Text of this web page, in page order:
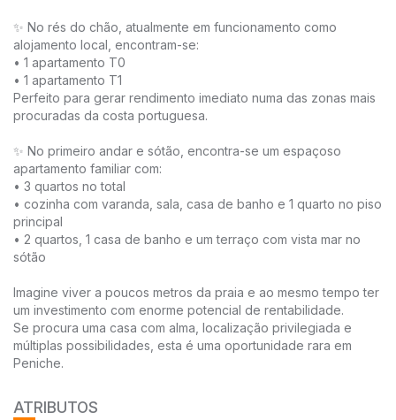
✨ No rés do chão, atualmente em funcionamento como
alojamento local, encontram-se:
• 1 apartamento T0
• 1 apartamento T1
Perfeito para gerar rendimento imediato numa das zonas mais
procuradas da costa portuguesa.
✨ No primeiro andar e sótão, encontra-se um espaçoso
apartamento familiar com:
• 3 quartos no total
• cozinha com varanda, sala, casa de banho e 1 quarto no piso
principal
• 2 quartos, 1 casa de banho e um terraço com vista mar no
sótão
Imagine viver a poucos metros da praia e ao mesmo tempo ter
um investimento com enorme potencial de rentabilidade.
Se procura uma casa com alma, localização privilegiada e
múltiplas possibilidades, esta é uma oportunidade rara em
Peniche.
ATRIBUTOS